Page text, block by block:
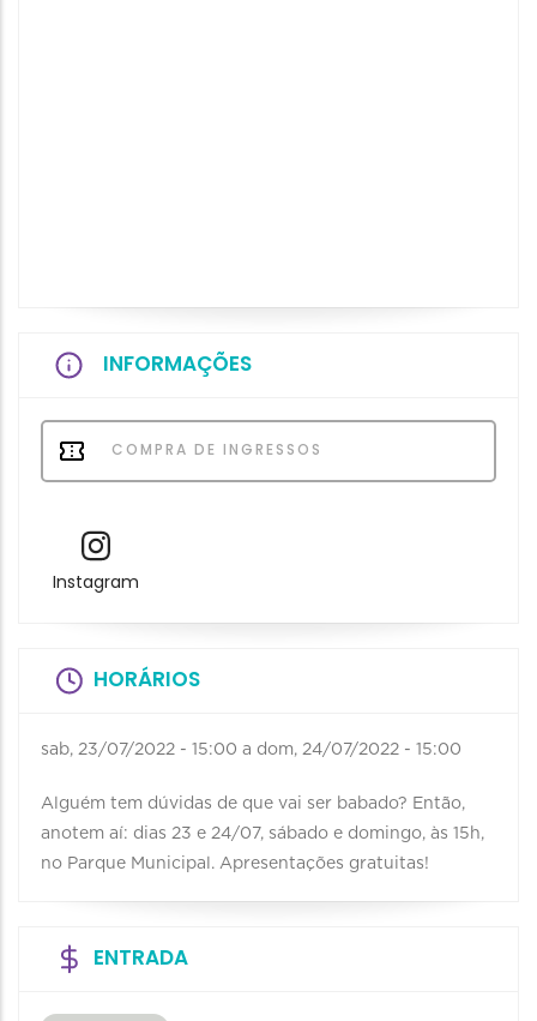
INFORMAÇÕES
COMPRA DE INGRESSOS
Instagram
HORÁRIOS
sab, 23/07/2022 - 15:00 a dom, 24/07/2022 - 15:00
Alguém tem dúvidas de que vai ser babado? Então,
anotem aí: dias 23 e 24/07, sábado e domingo, às 15h,
no Parque Municipal. Apresentações gratuitas!
ENTRADA